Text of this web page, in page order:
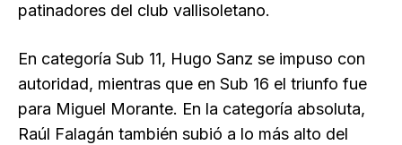
patinadores del club vallisoletano.
En categoría Sub 11, Hugo Sanz se impuso con
autoridad, mientras que en Sub 16 el triunfo fue
para Miguel Morante. En la categoría absoluta,
Raúl Falagán también subió a lo más alto del